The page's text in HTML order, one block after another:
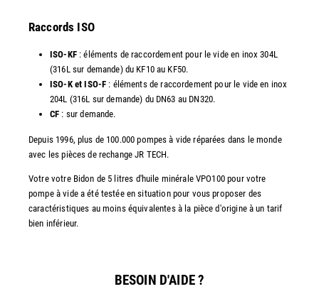
Raccords ISO
ISO-KF: éléments de raccordement pour le vide en inox 304L
(316L sur demande) du KF10 au KF50.
ISO-K et ISO-F : éléments de raccordement pour le vide en inox
204L (316L sur demande) du DN63 au DN320.
CF : sur demande.
Depuis 1996, plus de 100.000 pompes à vide réparées dans le monde
avec les pièces de rechange JR TECH.
Votre votre Bidon de 5 litres d'huile minérale VPO100 pour votre
pompe à vide a été testée en situation pour vous proposer des
caractéristiques au moins équivalentes à la pièce d'origine à un tarif
bien inférieur.
BESOIN D'AIDE ?